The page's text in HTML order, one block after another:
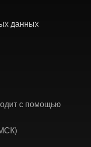
данных
с помощью